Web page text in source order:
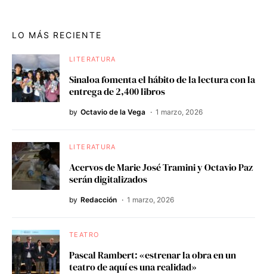
LO MÁS RECIENTE
LITERATURA
Sinaloa fomenta el hábito de la lectura con la
entrega de 2,400 libros
by Octavio de la Vega 1 marzo, 2026
LITERATURA
Acervos de Marie José Tramini y Octavio Paz
serán digitalizados
by Redacción 1 marzo, 2026
TEATRO
Pascal Rambert: «estrenar la obra en un
teatro de aquí es una realidad»